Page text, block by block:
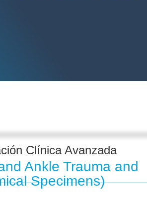
Clínica Avanzada
Ankle Trauma and
Specimens)